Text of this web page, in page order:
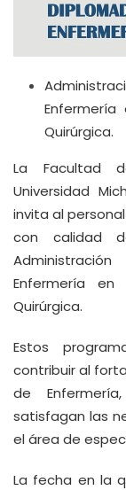
Enfermería
Quirúrgica.
La Facultad
Universidad
invita al
con calidad
Enfermería
Quirúrgica.
Estos
contribuir al
de
satisfagan las
el área de
La fecha en la